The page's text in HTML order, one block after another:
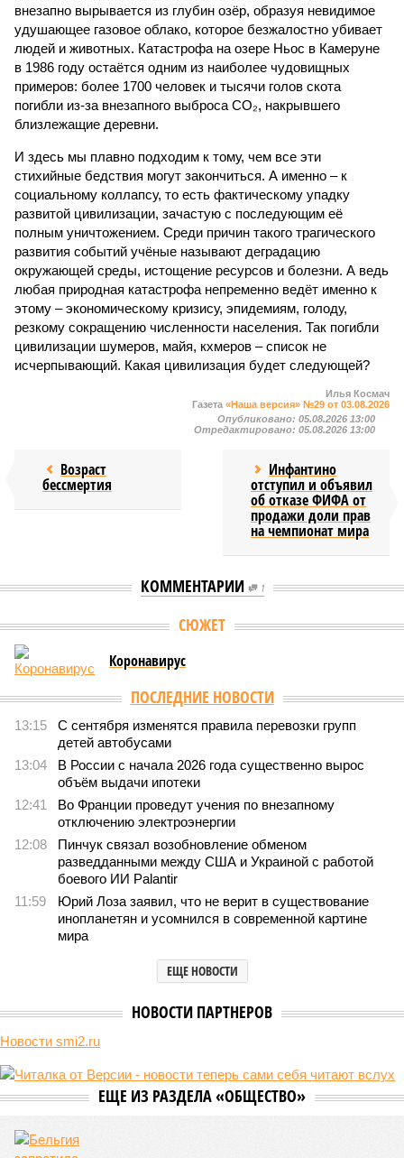
внезапно вырывается из глубин озёр, образуя невидимое
удушающее газовое облако, которое безжалостно убивает
людей и животных. Катастрофа на озере Ньос в Камеруне
в 1986 году остаётся одним из наиболее чудовищных
примеров: более 1700 человек и тысячи голов скота
погибли из-за внезапного выброса CO₂, накрывшего
близлежащие деревни.
И здесь мы плавно подходим к тому, чем все эти
стихийные бедствия могут закончиться. А именно – к
социальному коллапсу, то есть фактическому упадку
развитой цивилизации, зачастую с последующим её
полным уничтожением. Среди причин такого трагического
развития событий учёные называют деградацию
окружающей среды, истощение ресурсов и болезни. А ведь
любая природная катастрофа непременно ведёт именно к
этому – экономическому кризису, эпидемиям, голоду,
резкому сокращению численности населения. Так погибли
цивилизации шумеров, майя, кхмеров – список не
исчерпывающий. Какая цивилизация будет следующей?
Илья Космач
Газета «Наша версия» №29 от 03.08.2026
Опубликовано: 05.08.2026 13:00
Отредактировано: 05.08.2026 13:00
Возраст
бессмертия
Инфантино
отступил и объявил
об отказе ФИФА от
продажи доли прав
на чемпионат мира
КОММЕНТАРИИ 1
СЮЖЕТ
Коронавирус
ПОСЛЕДНИЕ НОВОСТИ
13:15
С сентября изменятся правила перевозки групп
детей автобусами
13:04
В России с начала 2026 года существенно вырос
объём выдачи ипотеки
12:41
Во Франции проведут учения по внезапному
отключению электроэнергии
12:08
Пинчук связал возобновление обменом
разведданными между США и Украиной с работой
боевого ИИ Palantir
11:59
Юрий Лоза заявил, что не верит в существование
инопланетян и усомнился в современной картине
мира
ЕЩЕ НОВОСТИ
НОВОСТИ ПАРТНЕРОВ
Новости smi2.ru
ЕЩЕ ИЗ РАЗДЕЛА «ОБЩЕСТВО»